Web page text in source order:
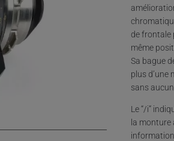
de frontale
même
Sa bague
plus d’une
sans
Le “/i”
la monture